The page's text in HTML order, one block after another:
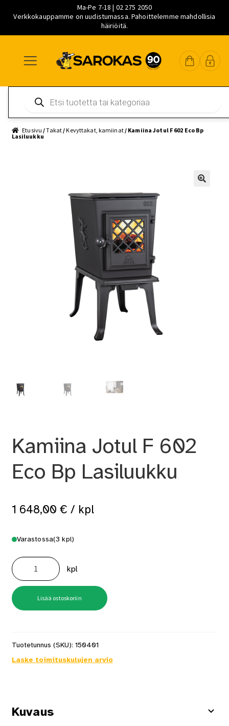
Ma-Pe 7-18 | 02 275 2050
Verkkokauppamme on uudistumassa. Pahoittelemme mahdollisia
häiriöitä.
navigointiin
sisältöön
pääsisältöön
search
Etusivu /Takat /Kevyttakat, kamiinat/ Kamiina Jotul F 602 Eco Bp
Lasiluukku
Kamiina Jotul F 602
Eco Bp Lasiluukku
1 648,00 € / kpl
Varastossa(3 kpl)
Kamiina
Jotul
F
602
Eco
Bp
Lasiluukku
määrä
kpl
Lisää ostoskoriin
Tuotetunnus (SKU): 150401
Laske toimituskulujen arvio
Kuvaus